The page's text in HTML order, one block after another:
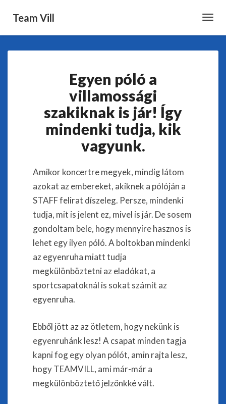
Team Vill
póló
a
villamossági
szakiknak
is
jár!
Így
mindenki
kik
vagyunk.
Egyen póló a
villamossági
szakiknak is jár! Így
mindenki tudja, kik
vagyunk.
Amikor koncertre megyek, mindig látom
azokat az embereket, akiknek a pólóján a
STAFF felirat díszeleg. Persze, mindenki
tudja, mit is jelent ez, mivel is jár. De sosem
gondoltam bele, hogy mennyire hasznos is
lehet egy ilyen póló. A boltokban mindenki
az egyenruha miatt tudja
megkülönböztetni az eladókat, a
sportcsapatoknál is sokat számít az
egyenruha.
Ebből jött az az ötletem, hogy nekünk is
egyenruhánk lesz! A csapat minden tagja
kapni fog egy olyan pólót, amin rajta lesz,
hogy TEAMVILL, ami már-már a
megkülönböztető jelzőnkké vált.